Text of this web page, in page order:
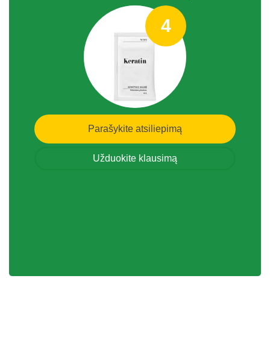
4
Parašykite atsiliepimą
Užduokite klausimą